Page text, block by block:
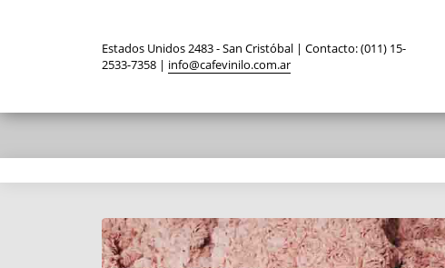
Estados Unidos 2483 - San Cristóbal | Contacto: (011) 15-
2533-7358 | info@cafevinilo.com.ar